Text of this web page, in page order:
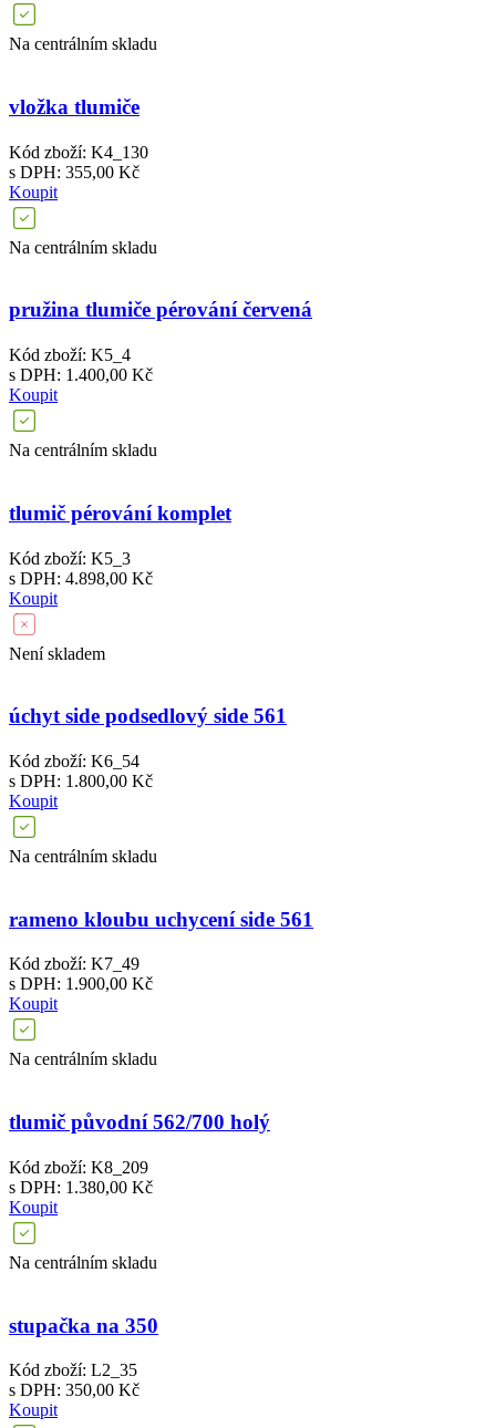
Na centrálním skladu
vložka tlumiče
Kód zboží: K4_130
s DPH: 355,00 Kč
Koupit
Na centrálním skladu
pružina tlumiče pérování červená
Kód zboží: K5_4
s DPH: 1.400,00 Kč
Koupit
Na centrálním skladu
tlumič pérování komplet
Kód zboží: K5_3
s DPH: 4.898,00 Kč
Koupit
Není skladem
úchyt side podsedlový side 561
Kód zboží: K6_54
s DPH: 1.800,00 Kč
Koupit
Na centrálním skladu
rameno kloubu uchycení side 561
Kód zboží: K7_49
s DPH: 1.900,00 Kč
Koupit
Na centrálním skladu
tlumič původní 562/700 holý
Kód zboží: K8_209
s DPH: 1.380,00 Kč
Koupit
Na centrálním skladu
stupačka na 350
Kód zboží: L2_35
s DPH: 350,00 Kč
Koupit